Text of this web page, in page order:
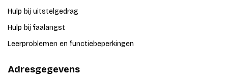
Hulp bij uitstelgedrag
Hulp bij faalangst
Leerproblemen en functiebeperkingen
Adresgegevens